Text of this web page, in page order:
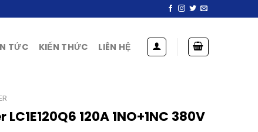
TỨC KIẾN THỨC LIÊN HỆ
120A 1NO+1NC 380V